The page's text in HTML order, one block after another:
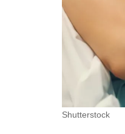
Shutterstock